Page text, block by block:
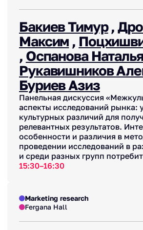
Бакиев Тимур,
Максим ,
, Оспанова Наталья
Рукавишников
Буриев Азиз
Панельная дискуссия
аспекты исследований рынка:
культурных различий для
релевантных результатов.
особенности и различия в
проведении исследований в
и среди разных групп
15:30–16:30
Marketing research
Fergana Hall